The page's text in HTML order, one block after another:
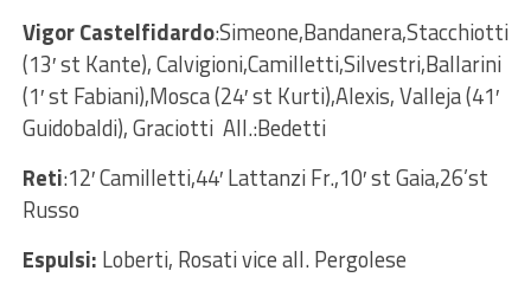
Vigor Castelfidardo:Simeone,Bandanera,Stacchiotti
(13′ st Kante), Calvigioni,Camilletti,Silvestri,Ballarini
(1′ st Fabiani),Mosca (24′ st Kurti),Alexis, Valleja (41′
Guidobaldi), Graciotti All.:Bedetti
Reti:12′ Camilletti,44′ Lattanzi Fr.,10′ st Gaia,26’st
Russo
Espulsi: Loberti, Rosati vice all. Pergolese